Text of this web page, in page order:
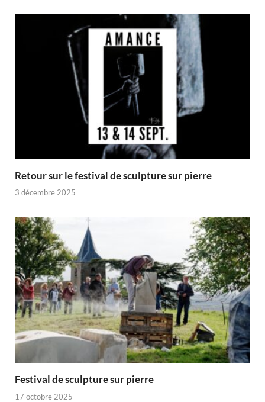
Retour sur le festival de sculpture sur pierre
3 décembre 2025
Festival de sculpture sur pierre
17 octobre 2025